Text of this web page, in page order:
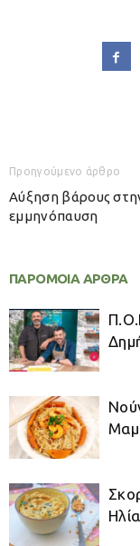
Προηγούμενο άρθρο
Αύξηση βάρους
εμμηνόπαυση
ΠΑΡΟΜΟΙΑ ΑΡΘΡΑ